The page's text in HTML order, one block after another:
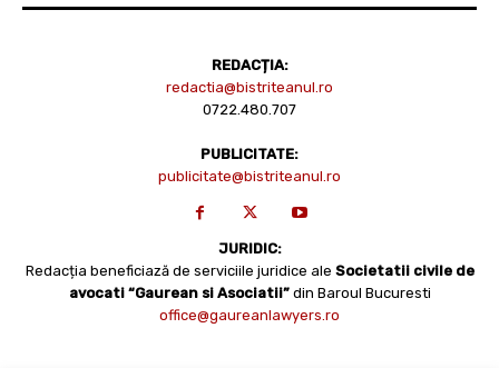
REDACȚIA:
redactia@bistriteanul.ro
0722.480.707
PUBLICITATE:
publicitate@bistriteanul.ro
JURIDIC:
Redacția beneficiază de serviciile juridice ale Societatii civile de
avocati “Gaurean si Asociatii” din Baroul Bucuresti
office@gaureanlawyers.ro